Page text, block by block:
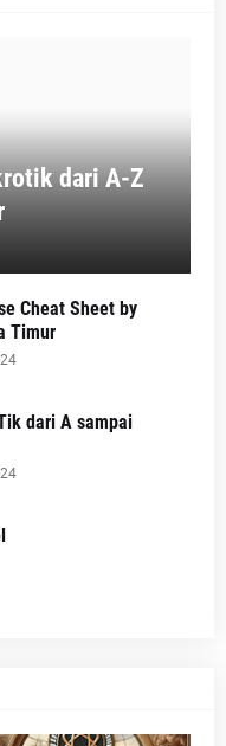
dari A-Z
Cheat Sheet by
Timur
dari A sampai